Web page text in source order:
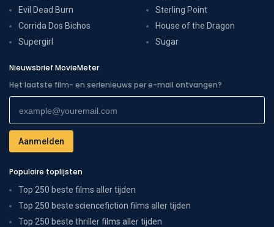
Evil Dead Burn
Corrida Dos Bichos
Supergirl
Sterling Point
House of the Dragon
Sugar
Nieuwsbrief MovieMeter
Het laatste film- en serienieuws per e-mail ontvangen?
Populaire toplijsten
Top 250 beste films aller tijden
Top 250 beste sciencefiction films aller tijden
Top 250 beste thriller films aller tijden